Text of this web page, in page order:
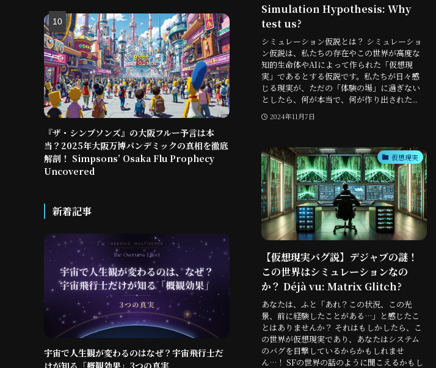
Simulation Hypothesis: Why
test us?
シミュレーション仮説とは？ シミュレーショ
ン仮説は、私たちの存在やこの世界が高度な
知的生命体やAIによって作られた「仮想現
実」であるとする仮説です。私たちが日々感
じる現実が、ただの「体験の場」に過ぎない
としたら、何が本当で、何が作り出された...
2024年11月7日
仮想現実
【仮想現実バグ説】デジャブの謎！
この世界はシミュレーションなの
か？ Déjà vu: Matrix Glitch?
あなたは、ふと「あれ？この状況、この光
景、前に経験したことがある…」と感じたこ
とはありませんか？ それはもしかしたら、こ
の世界が仮想現実であり、あなたはシステム
のバグを目撃しているからかもしれませ
ん…！ SFの世界の話のように聞こえるかもし
『ザ・シンプソンズ』の大阪フルー予言は本
当？2025年大阪万博パンデミックの真相を徹底
解剖！ Simpsons’ Osaka Flu Prophecy
Uncovered
新着記事
宇宙で人生観が変わるのはなぜ？宇宙飛行士だ
けが知る「概観効果」3つの真実